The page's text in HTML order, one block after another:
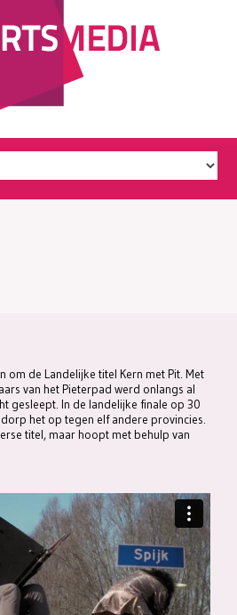
om de Landelijke titel Kern met Pit. Met
van het Pieterpad werd onlangs al
gesleept. In de landelijke finale op 30
het op tegen elf andere provincies.
titel, maar hoopt met behulp van